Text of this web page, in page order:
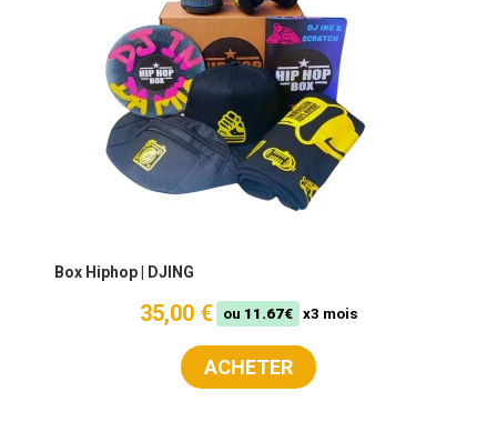
Box Hiphop | DJING
35,00 € ou 11.67€ x3 mois
ACHETER